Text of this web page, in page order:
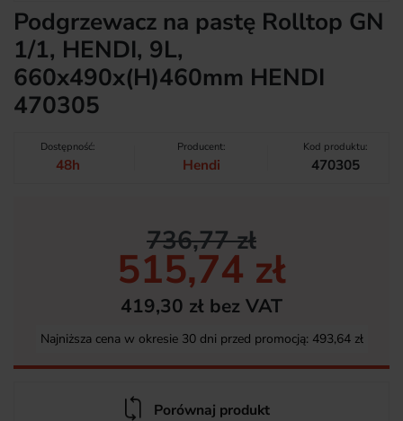
Podgrzewacz na pastę Rolltop GN
1/1, HENDI, 9L,
660x490x(H)460mm HENDI
470305
Dostępność:
48h
Producent:
Hendi
Kod produktu:
470305
736,77 zł
515,74 zł
419,30 zł bez VAT
Najniższa cena w okresie 30 dni przed promocją: 493,64 zł
Porównaj produkt